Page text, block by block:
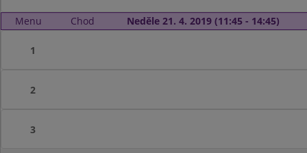
Menu Chod Neděle 21. 4. 2019 (11:45 - 14:45)
1
2
3